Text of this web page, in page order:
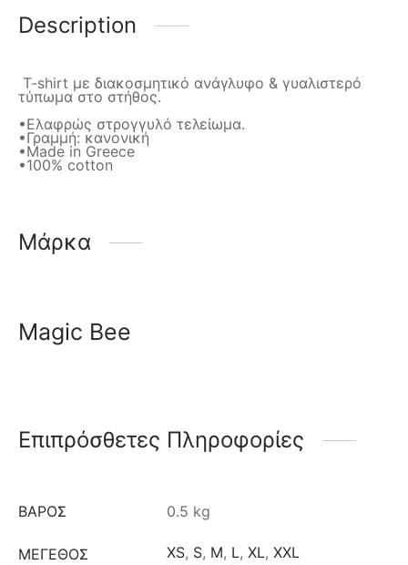
Description
T-shirt με διακοσμητικό ανάγλυφο & γυαλιστερό
τύπωμα στο στήθος.
•Ελαφρώς στρογγυλό τελείωμα.
•Γραμμή: κανονική
•Made in Greece
•100% cotton
Μάρκα
Magic Bee
Επιπρόσθετες Πληροφορίες
ΒΆΡΟΣ 0.5 kg
ΜΈΓΕΘΟΣ XS, S, M, L, XL, XXL